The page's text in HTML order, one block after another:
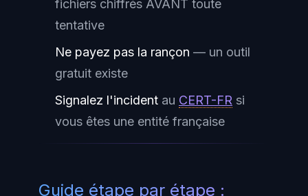
fichiers chiffrés AVANT toute
tentative
Ne payez pas la rançon — un outil
gratuit existe
Signalez l'incident au CERT-FR si
vous êtes une entité française
Guide étape par étape :